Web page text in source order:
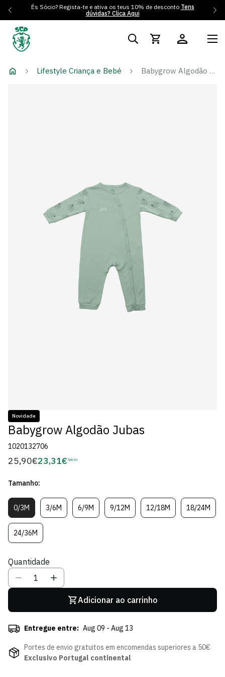
És Sócio? Regista-te e ativa os teus 10% de desconto Tens
dúvidas? Clica Aqui
Lifestyle Criança e Bebé Babygrow Algodão Jubas
Novidade
Babygrow Algodão Jubas
1020132706
Preço
25,90€Preço
Sócio
23,31€ Sócio
Tamanho:
0/3MVariante
Esgotada
Ou
Indisponível
3/6MVariante
Esgotada
6/9MVariante
Esgotada
9/12MVariante
Esgotada
12/18MVariante
Esgotada
18/24MVariante
24/36MVariante
Esgotada
Indisponível
Quantidade
Adicionar ao carrinho
Entregue entre: Aug 09 - Aug 13
Portes de envio gratuitos em encomendas superiores a 50€
Exclusivo Portugal continental